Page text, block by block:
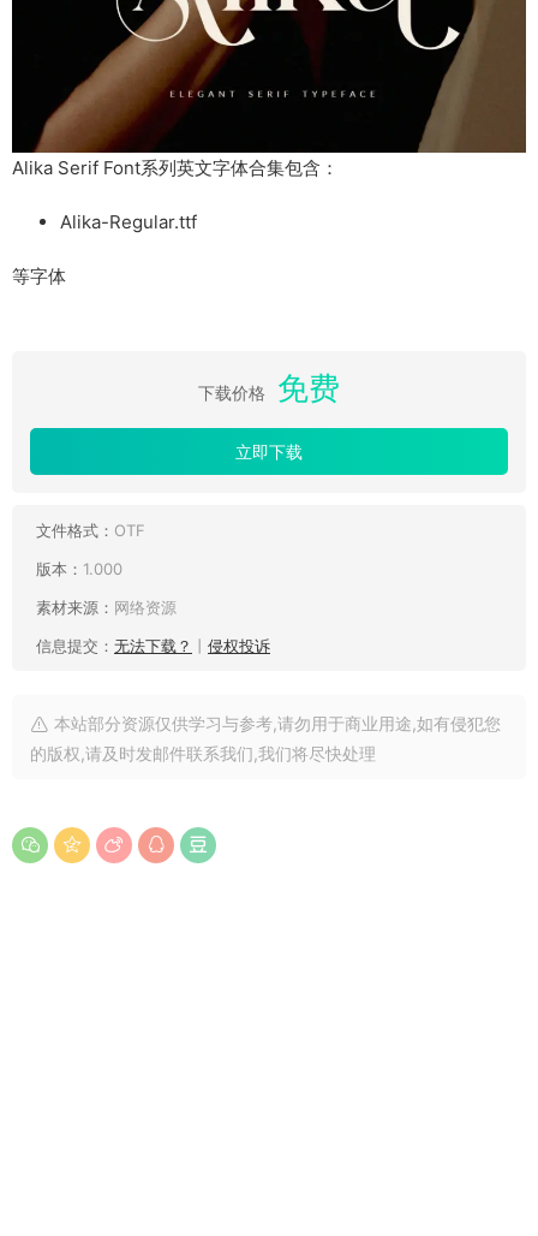
Alika Serif Font系列英文字体合集包含：
Alika-Regular.ttf
等字体
下载价格 免费
立即下载
文件格式： OTF
版本： 1.000
素材来源： 网络资源
信息提交： 无法下载？ 侵权投诉
本站部分资源仅供学习与参考,请勿用于商业用途,如有侵犯您
的版权,请及时发邮件联系我们,我们将尽快处理